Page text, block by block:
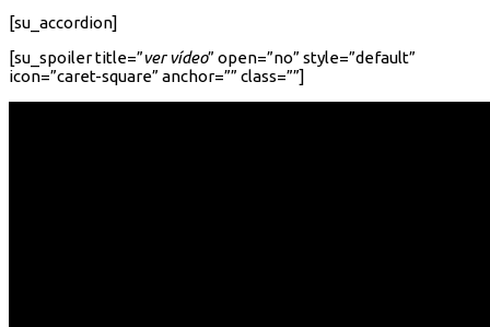
[su_accordion]
[su_spoiler title=”ver vídeo” open=”no” style=”default”
icon=”caret-square” anchor=”” class=””]